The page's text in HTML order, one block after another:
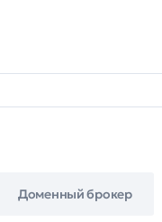
Доменный брокер